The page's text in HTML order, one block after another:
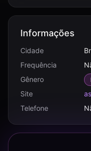
Informações
Cidade
Frequência
Gênero
Site
Telefone